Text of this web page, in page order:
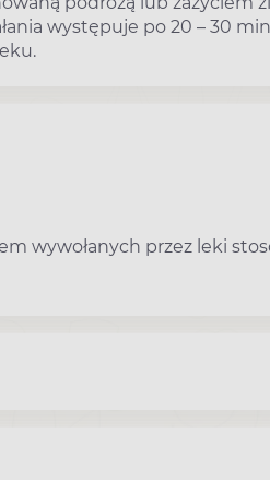
występuje po 20 – 30
wywołanych przez leki